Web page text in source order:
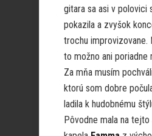
gitara sa asi v polovici
pokazila a zvyšok
trochu improvizovane.
to možno ani poriadne
Za mňa musím
ktorú som dobre
ladila k hudobnému
Pôvodne mala na